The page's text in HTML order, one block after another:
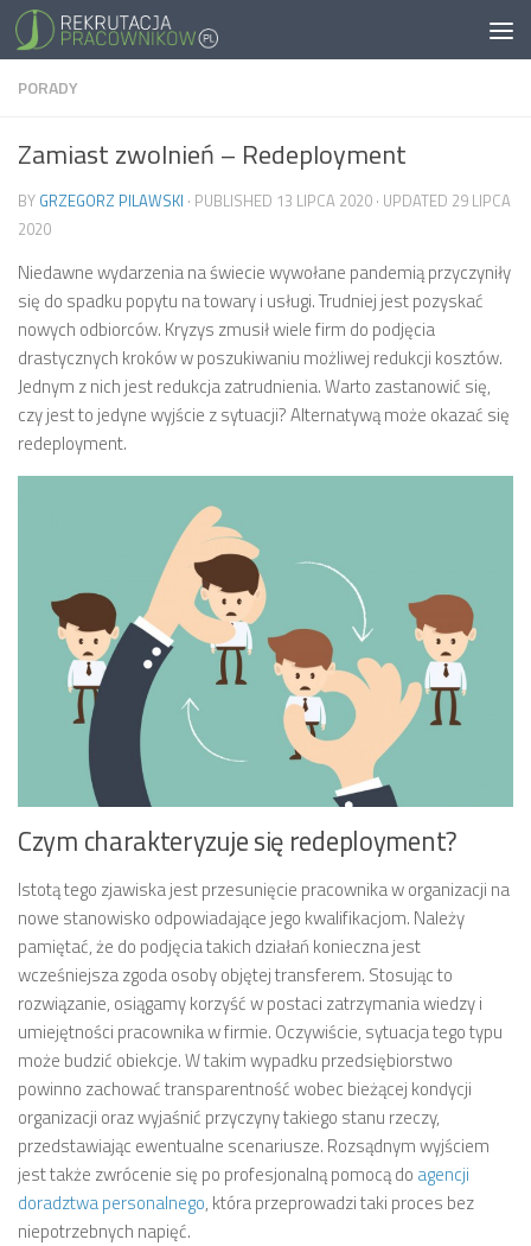
PORADY
Zamiast zwolnień – Redeployment
BY GRZEGORZ PILAWSKI · PUBLISHED 13 LIPCA 2020 · UPDATED 29 LIPCA
2020
Niedawne wydarzenia na świecie wywołane pandemią przyczyniły
się do spadku popytu na towary i usługi. Trudniej jest pozyskać
nowych odbiorców. Kryzys zmusił wiele firm do podjęcia
drastycznych kroków w poszukiwaniu możliwej redukcji kosztów.
Jednym z nich jest redukcja zatrudnienia. Warto zastanowić się,
czy jest to jedyne wyjście z sytuacji? Alternatywą może okazać się
redeployment.
Czym charakteryzuje się redeployment?
Istotą tego zjawiska jest przesunięcie pracownika w organizacji na
nowe stanowisko odpowiadające jego kwalifikacjom. Należy
pamiętać, że do podjęcia takich działań konieczna jest
wcześniejsza zgoda osoby objętej transferem. Stosując to
rozwiązanie, osiągamy korzyść w postaci zatrzymania wiedzy i
umiejętności pracownika w firmie. Oczywiście, sytuacja tego typu
może budzić obiekcje. W takim wypadku przedsiębiorstwo
powinno zachować transparentność wobec bieżącej kondycji
organizacji oraz wyjaśnić przyczyny takiego stanu rzeczy,
przedstawiając ewentualne scenariusze. Rozsądnym wyjściem
jest także zwrócenie się po profesjonalną pomocą do agencji
doradztwa personalnego, która przeprowadzi taki proces bez
niepotrzebnych napięć.